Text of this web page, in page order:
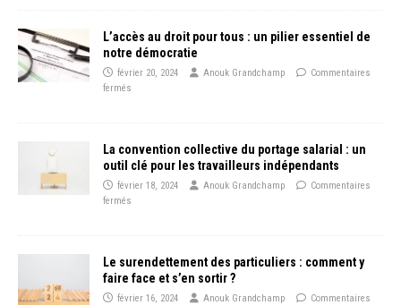
L’accès au droit pour tous : un pilier essentiel de
notre démocratie
février 20, 2024 Anouk Grandchamp
Commentaires
fermés
La convention collective du portage salarial : un
outil clé pour les travailleurs indépendants
février 18, 2024 Anouk Grandchamp
Commentaires
fermés
Le surendettement des particuliers : comment y
faire face et s’en sortir ?
février 16, 2024 Anouk Grandchamp
Commentaires